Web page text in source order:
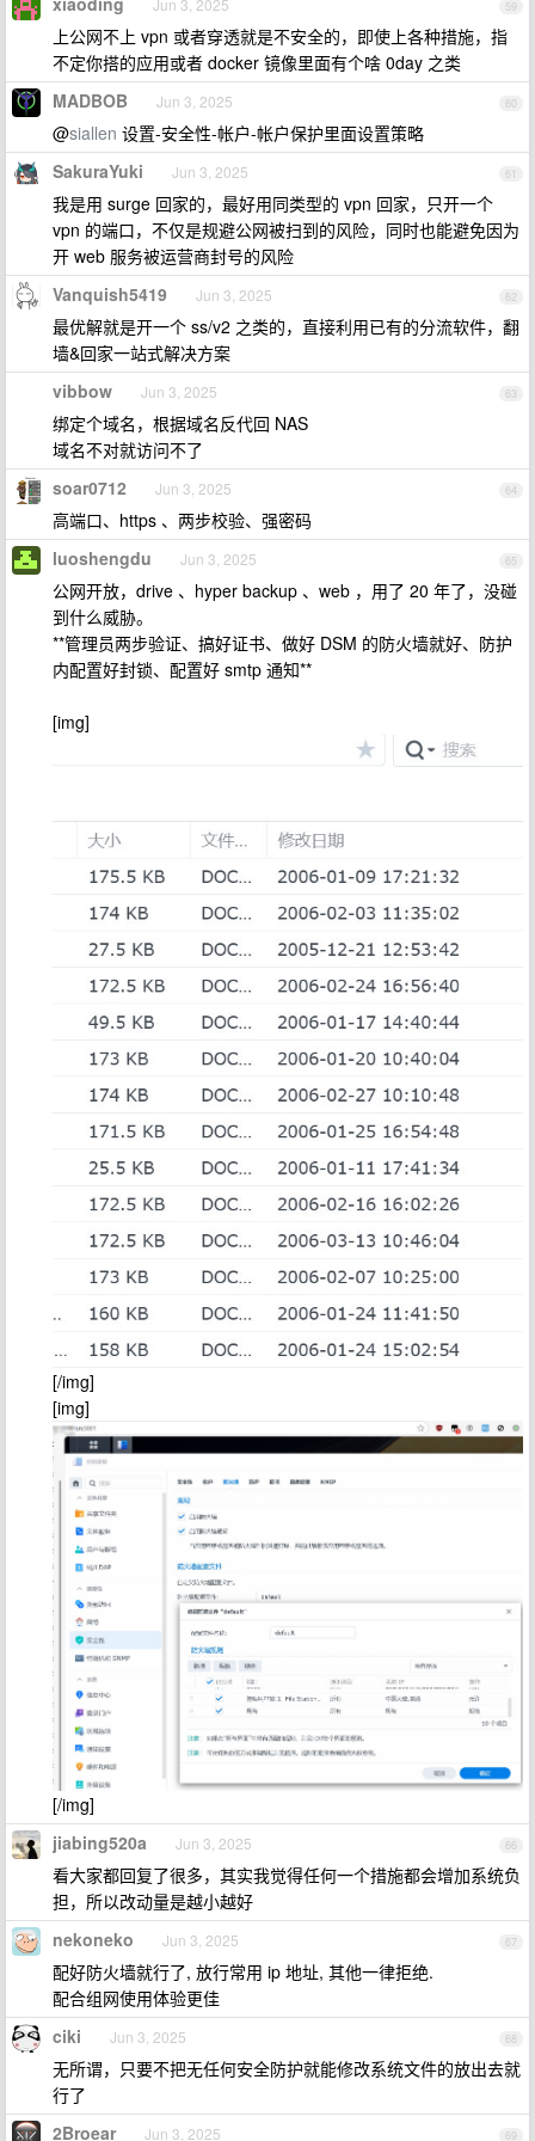
59
Jun 3, 2025
上公网不上 vpn 或者穿透就是不安全的，即使上各种措施，指
不定你搭的应用或者 docker 镜像里面有个啥 0day 之类
60
MADBOB Jun 3, 2025
@siallen 设置-安全性-帐户-帐户保护里面设置策略
61
SakuraYuki Jun 3, 2025
我是用 surge 回家的，最好用同类型的 vpn 回家，只开一个
vpn 的端口，不仅是规避公网被扫到的风险，同时也能避免因为
开 web 服务被运营商封号的风险
62
Vanquish5419 Jun 3, 2025
最优解就是开一个 ss/v2 之类的，直接利用已有的分流软件，翻
墙&回家一站式解决方案
63
vibbow Jun 3, 2025
绑定个域名，根据域名反代回 NAS
域名不对就访问不了
64
soar0712 Jun 3, 2025
高端口、https 、两步校验、强密码
65
luoshengdu Jun 3, 2025
公网开放，drive 、hyper backup 、web ，用了 20 年了，没碰
到什么威胁。
**管理员两步验证、搞好证书、做好 DSM 的防火墙就好、防护
内配置好封锁、配置好 smtp 通知**
[img]
[/img]
[img]
[/img]
66
jiabing520a Jun 3, 2025
看大家都回复了很多，其实我觉得任何一个措施都会增加系统负
担，所以改动量是越小越好
67
nekoneko Jun 3, 2025
配好防火墙就行了, 放行常用 ip 地址, 其他一律拒绝.
配合组网使用体验更佳
68
ciki Jun 3, 2025
无所谓，只要不把无任何安全防护就能修改系统文件的放出去就
行了
69
2Broear Jun 3, 2025